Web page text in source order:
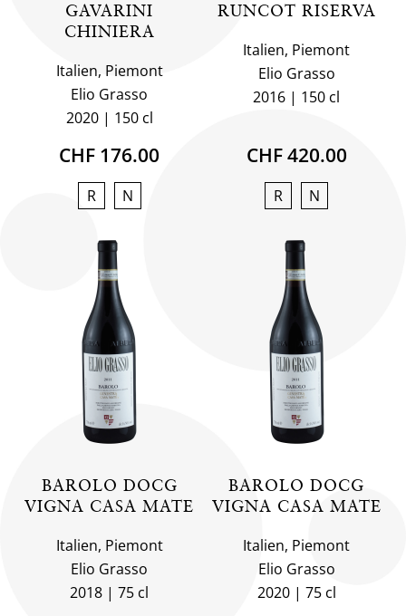
GAVARINI
CHINIERA
Italien, Piemont
Elio Grasso
2020
150 cl
CHF 176.00
R N
RUNCOT RISERVA
Italien, Piemont
Elio Grasso
2016
150 cl
CHF 420.00
R N
BAROLO DOCG
VIGNA CASA MATE
Italien, Piemont
Elio Grasso
2018
75 cl
BAROLO DOCG
VIGNA CASA MATE
Italien, Piemont
Elio Grasso
2020
75 cl